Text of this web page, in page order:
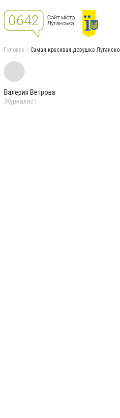
Головна Самая красивая девушка
Валерия Ветрова
Журналист